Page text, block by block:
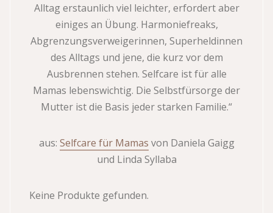
Alltag erstaunlich viel leichter, erfordert aber
einiges an Übung. Harmoniefreaks,
Abgrenzungsverweigerinnen, Superheldinnen
des Alltags und jene, die kurz vor dem
Ausbrennen stehen. Selfcare ist für alle
Mamas lebenswichtig. Die Selbstfürsorge der
Mutter ist die Basis jeder starken Familie.“
aus: Selfcare für Mamas von Daniela Gaigg
und Linda Syllaba
Keine Produkte gefunden.